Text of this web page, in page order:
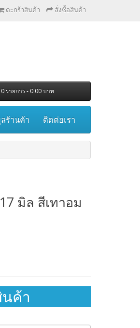
ตะกร้าสินค้า สั่งซื้อสินค้า
0 รายการ - 0.00 บาท
ร้านค้า ติดต่อเรา
มิล สีเทาอม
ค้า